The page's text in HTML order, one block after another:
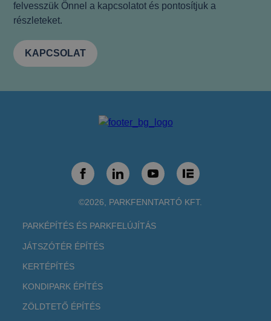
felvesszük Önnel a kapcsolatot és pontosítjuk a
részleteket.
KAPCSOLAT
©2026, PARKFENNTARTÓ KFT.
PARKÉPÍTÉS ÉS PARKFELÚJÍTÁS
JÁTSZÓTÉR ÉPÍTÉS
KERTÉPÍTÉS
KONDIPARK ÉPÍTÉS
ZÖLDTETŐ ÉPÍTÉS